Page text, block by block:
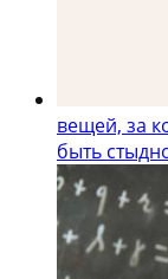
вещей, за
быть